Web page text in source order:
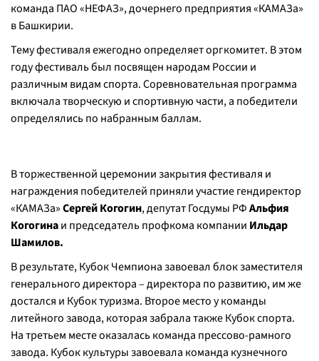
команда ПАО «НЕФАЗ», дочернего предприятия «КАМАЗа»
в Башкирии.
Тему фестиваля ежегодно определяет оргкомитет. В этом
году фестиваль был посвящен народам России и
различным видам спорта. Соревновательная программа
включала творческую и спортивную части, а победители
определялись по набранным баллам.
В торжественной церемонии закрытия фестиваля и
награждения победителей приняли участие гендиректор
«КАМАЗа»Сергей Когогин, депутат Госдумы РФАльфия
Когогинаи председатель профкома компании Ильдар
Шамилов.
В результате, Кубок Чемпиона завоевал блок заместителя
генерального директора – директора по развитию, им же
достался и Кубок туризма. Второе место у команды
литейного завода, которая забрала также Кубок спорта.
На третьем месте оказалась команда прессово-рамного
завода. Кубок культуры завоевала команда кузнечного